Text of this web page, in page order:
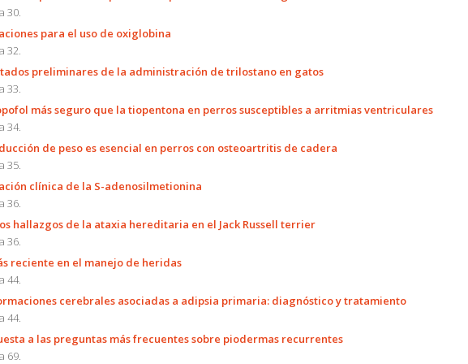
30.
para el uso de oxiglobina
32.
preliminares de la administración de trilostano en gatos
33.
más seguro que la tiopentona en perros susceptibles a arritmias ventriculares
34.
de peso es esencial en perros con osteoartritis de cadera
35.
clínica de la S-adenosilmetionina
36.
hallazgos de la ataxia hereditaria en el Jack Russell terrier
36.
reciente en el manejo de heridas
44.
cerebrales asociadas a adipsia primaria: diagnóstico y tratamiento
44.
a las preguntas más frecuentes sobre piodermas recurrentes
69.